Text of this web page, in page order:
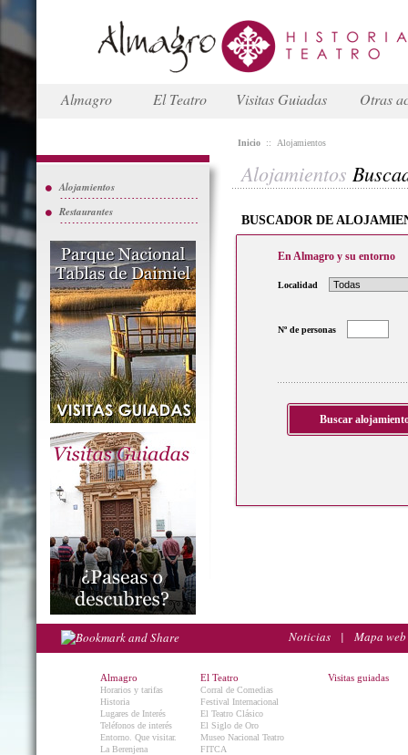
Almagro El Teatro Visitas Guiadas Otras
Alojamientos
Restaurantes
Inicio :: Alojamientos
Alojamientos
BUSCADOR DE
En Almagro y su entorno
Localidad
Nº de personas
Noticias | Mapa web
Almagro
Horarios y tarifas
Historia
Lugares de Interés
Teléfonos de interés
Entorno. Que visitar.
La Berenjena
El Teatro
Corral de Comedias
Festival Internacional
El Teatro Clásico
El Siglo de Oro
Museo Nacional Teatro
FITCA
Visitas guiadas